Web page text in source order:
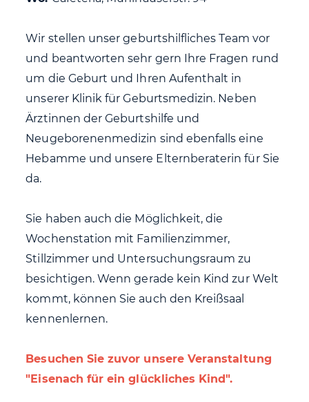
Wir stellen unser geburtshilfliches Team vor
und beantworten sehr gern Ihre Fragen rund
um die Geburt und Ihren Aufenthalt in
unserer Klinik für Geburtsmedizin. Neben
Ärztinnen der Geburtshilfe und
Neugeborenenmedizin sind ebenfalls eine
Hebamme und unsere Elternberaterin für Sie
da.
Sie haben auch die Möglichkeit, die
Wochenstation mit Familienzimmer,
Stillzimmer und Untersuchungsraum zu
besichtigen. Wenn gerade kein Kind zur Welt
kommt, können Sie auch den Kreißsaal
kennenlernen.
Besuchen Sie zuvor unsere Veranstaltung
"Eisenach für ein glückliches Kind".